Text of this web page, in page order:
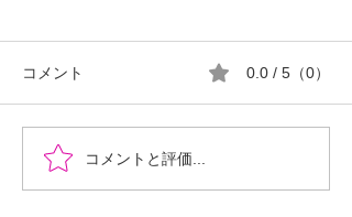
『時を超えた、ふたりの
物語』あなたの心に小さ
コメント 0.0 / 5（0）
コメントと評価...